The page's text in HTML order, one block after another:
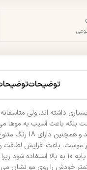
توضیحات
داشته اند. ولی
باعث آسیب به موها می
کرده است.
موست، باعث افزایش
افزایش لطافت و سلامتی مو می شود.